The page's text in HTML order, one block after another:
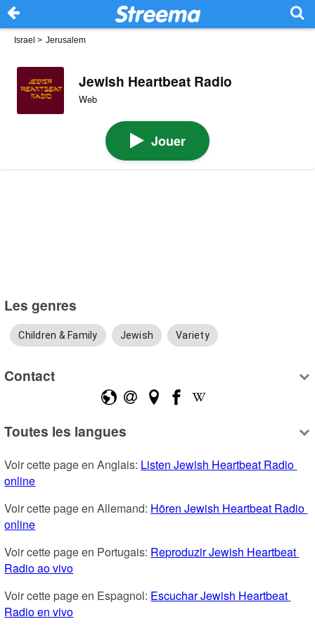
Israel > Jerusalem
Jewish Heartbeat Radio
Web
Jouer
Les genres
Children & Family Jewish Variety
Contact
Toutes les langues
Voir cette page en Anglais: Listen Jewish Heartbeat Radio
online
Voir cette page en Allemand: Hören Jewish Heartbeat Radio
online
Voir cette page en Portugais: Reproduzir Jewish Heartbeat
Radio ao vivo
Voir cette page en Espagnol: Escuchar Jewish Heartbeat
Radio en vivo